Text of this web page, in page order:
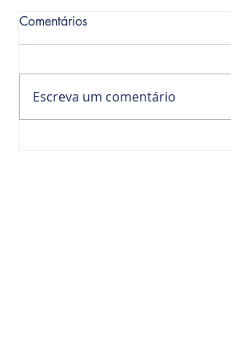
Comentários
Escreva um comentário